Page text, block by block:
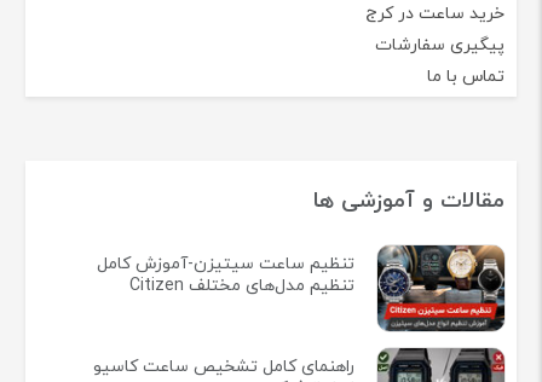
خرید ساعت در کرج
پیگیری سفارشات
تماس با ما
مقالات و آموزشی ها
تنظیم ساعت سیتیزن-آموزش کامل
تنظیم مدل‌های مختلف Citizen
راهنمای کامل تشخیص ساعت کاسیو